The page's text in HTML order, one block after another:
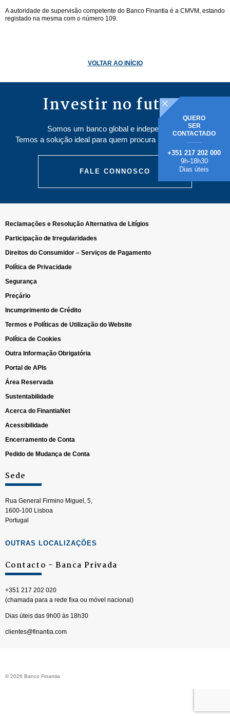
A autoridade de supervisão competente do Banco Finantia é a CMVM, estando
registado na mesma com o número 109.
VOLTAR AO INÍCIO
Investir no futuro
Somos um banco global e independente.
Temos a solução ideal para quem procura poupar e investir.
FALE CONNOSCO
QUERO
SER
CONTACTADO
+351 217 202 000
9h-18h30
Dias úteis
Reclamações e Resolução Alternativa de Litígios
Participação de Irregularidades
Direitos do Consumidor – Serviços de Pagamento
Política de Privacidade
Segurança
Preçário
Incumprimento de Crédito
Termos e Políticas de Utilização do Website
Política de Cookies
Outra Informação Obrigatória
Portal de APIs
Área Reservada
Sustentabilidade
Acerca do FinantiaNet
Acessibilidade
Encerramento de Conta
Pedido de Mudança de Conta
Sede
Rua General Firmino Miguel, 5,
1600-100 Lisboa
Portugal
OUTRAS LOCALIZAÇÕES
Contacto – Banca Privada
+351 217 202 020
(chamada para a rede fixa ou móvel nacional)
Dias úteis das 9h00 às 18h30
clientes@finantia.com
© 2026 Banco Finantia